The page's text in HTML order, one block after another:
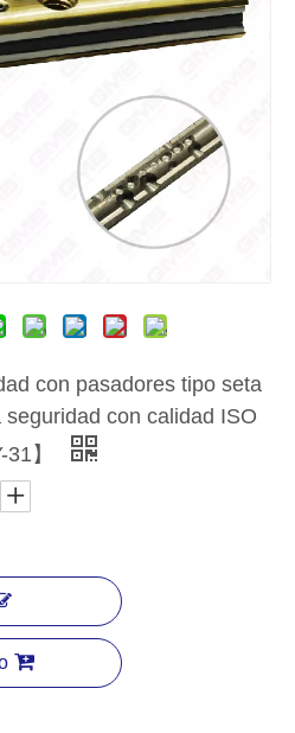
con pasadores tipo seta
con calidad ISO
】